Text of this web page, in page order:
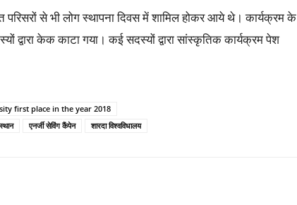
से भी लोग स्थापना दिवस में शामिल होकर आये थे। कार्यक्रम के
द्वारा केक काटा गया। कई सदस्यों द्वारा सांस्कृतिक कार्यक्रम पेश
first place in the year 2018
एनर्जी सेविंग कैंपेन शारदा विश्वविधालय